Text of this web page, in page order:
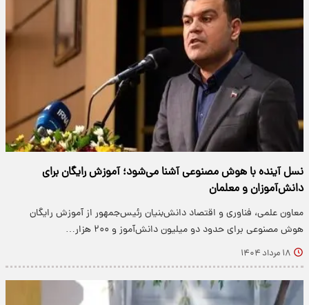
نسل آینده با هوش مصنوعی آشنا می‌شود؛ آموزش رایگان برای
دانش‌آموزان و معلمان
معاون علمی، فناوری و اقتصاد دانش‌بنیان رئیس‌جمهور از آموزش رایگان
هوش مصنوعی برای حدود دو میلیون دانش‌آموز و ۲۰۰ هزار…
۱۸ مرداد ۱۴۰۴